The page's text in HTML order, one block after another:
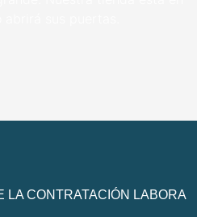
LA CONTRATACIÓN LABORA